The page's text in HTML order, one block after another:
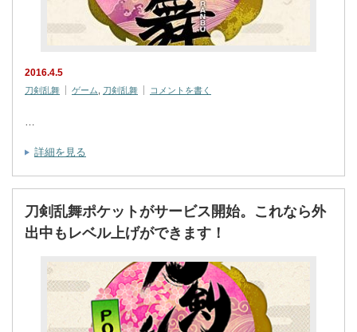
2016.4.5
刀剣乱舞 ゲーム 刀剣乱舞 コメントを書く
詳細を見る
刀剣乱舞ポケットがサービス開始。これなら外
出中もレベル上げができます！